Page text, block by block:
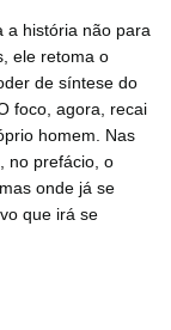
a história não para
ele retoma o
de síntese do
foco, agora, recai
homem. Nas
no prefácio, o
onde já se
que irá se